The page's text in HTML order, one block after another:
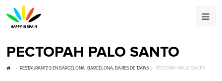
РЕСТОРАН PALO SANTO
RESTAURANTES EN BARCELONA, BARCELONA, ​​BARES DE TAPAS РЕСТОРАН PALO SANTO